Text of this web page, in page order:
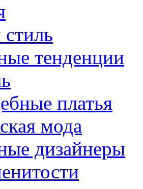
тенденции
платья
мода
дизайнеры